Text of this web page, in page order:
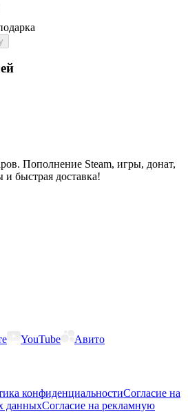
Пополнение Steam, игры, донат,
быстрая доставка!
YouTube Авито
конфиденциальностиСогласие на
данныхСогласие на рекламную